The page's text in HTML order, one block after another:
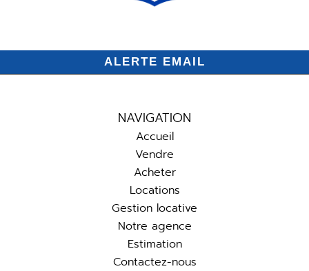
ALERTE EMAIL
NAVIGATION
Accueil
Vendre
Acheter
Locations
Gestion locative
Notre agence
Estimation
Contactez-nous